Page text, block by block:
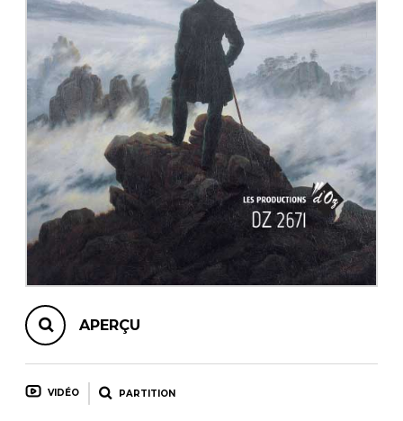
AUTRES PRODUITS
APERÇU
VIDÉO PARTITION